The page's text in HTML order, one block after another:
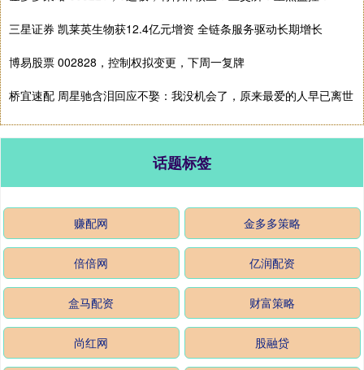
三星证券 凯莱英生物获12.4亿元增资 全链条服务驱动长期增长
博易股票 002828，控制权拟变更，下周一复牌
桥宜速配 周星驰含泪回应不娶：我没机会了，原来最爱的人早已离世
话题标签
赚配网 金多多策略
倍倍网 亿润配资
盒马配资 财富策略
尚红网 股融贷